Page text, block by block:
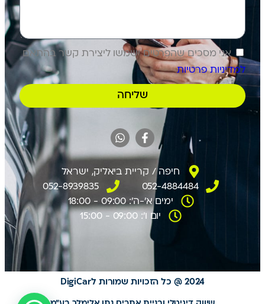
אני מסכים שהפרטים ישמשו ליצירת קשר בהתאם
למדיניות פרטיות
שליחה
חיפה / קריית ביאליק, ישראל
052-4884484
052-8939835
ימים א'-ה': 09:00 - 18:00
יום ו': 09:00 - 15:00
2024 @ כל הזכויות שמורות לDigiCar